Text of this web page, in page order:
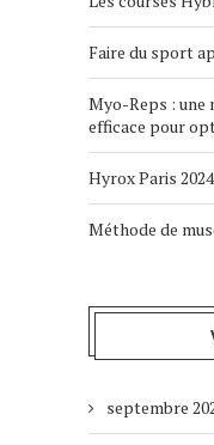
Faire du sport
Myo-Reps : une
efficace pour
Hyrox Paris
Méthode de
septembre